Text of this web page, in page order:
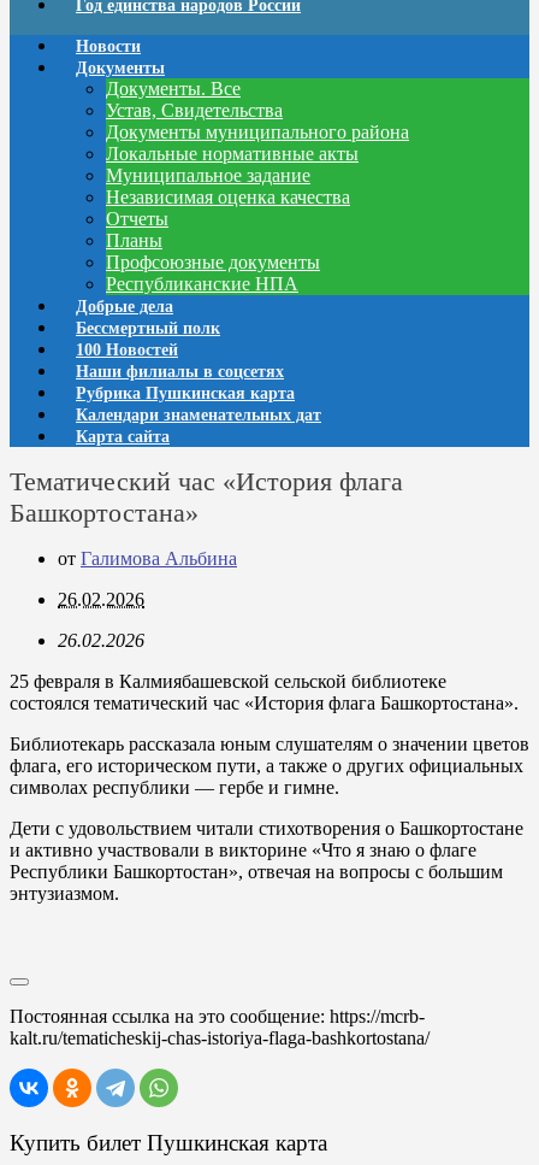
Год единства народов России
Новости
Документы
Документы. Все
Устав, Свидетельства
Документы муниципального района
Локальные нормативные акты
Муниципальное задание
Независимая оценка качества
Отчеты
Планы
Профсоюзные документы
Республиканские НПА
Добрые дела
Бессмертный полк
100 Новостей
Наши филиалы в соцсетях
Рубрика Пушкинская карта
Календари знаменательных дат
Карта сайта
Тематический час «История флага
Башкортостана»
от Галимова Альбина
26.02.2026
26.02.2026
25 февраля в Калмиябашевской сельской библиотеке
состоялся тематический час «История флага Башкортостана».
Библиотекарь рассказала юным слушателям о значении цветов
флага, его историческом пути, а также о других официальных
символах республики — гербе и гимне.
Дети с удовольствием читали стихотворения о Башкортостане
и активно участвовали в викторине «Что я знаю о флаге
Республики Башкортостан», отвечая на вопросы с большим
энтузиазмом.
Постоянная ссылка на это сообщение: https://mcrb-
kalt.ru/tematicheskij-chas-istoriya-flaga-bashkortostana/
Купить билет Пушкинская карта